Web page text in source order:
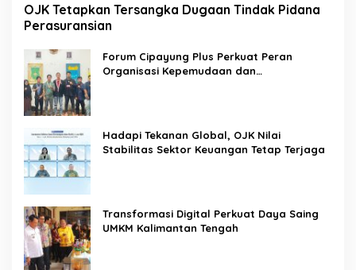
OJK Tetapkan Tersangka Dugaan Tindak Pidana
Perasuransian
Forum Cipayung Plus Perkuat Peran
Organisasi Kepemudaan dan
Hadapi Tekanan Global, OJK Nilai
Stabilitas Sektor Keuangan Tetap Terjaga
Transformasi Digital Perkuat Daya Saing
UMKM Kalimantan Tengah